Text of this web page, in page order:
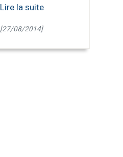
Lire la suite
[27/08/2014]